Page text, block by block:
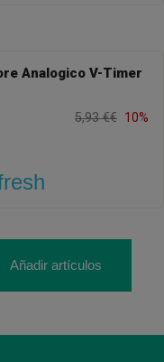
Analogico V-Timer
5,93 €€ 10%
Añadir artículos